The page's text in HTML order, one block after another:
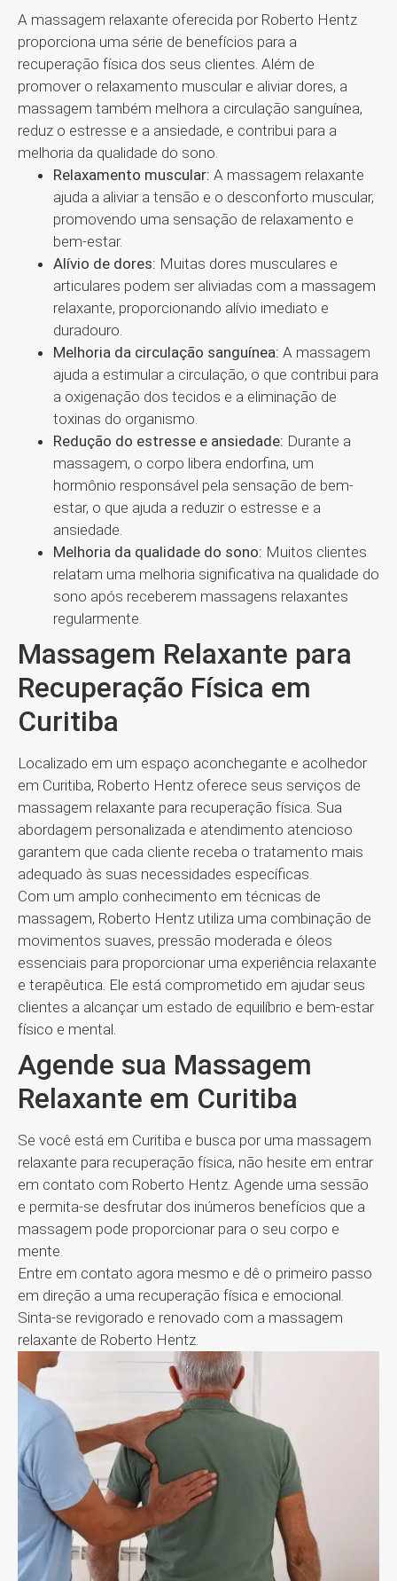
A massagem relaxante oferecida por Roberto Hentz
proporciona uma série de benefícios para a
recuperação física dos seus clientes. Além de
promover o relaxamento muscular e aliviar dores, a
massagem também melhora a circulação sanguínea,
reduz o estresse e a ansiedade, e contribui para a
melhoria da qualidade do sono.
Relaxamento muscular: A massagem relaxante
ajuda a aliviar a tensão e o desconforto muscular,
promovendo uma sensação de relaxamento e
bem-estar.
Alívio de dores: Muitas dores musculares e
articulares podem ser aliviadas com a massagem
relaxante, proporcionando alívio imediato e
duradouro.
Melhoria da circulação sanguínea: A massagem
ajuda a estimular a circulação, o que contribui para
a oxigenação dos tecidos e a eliminação de
toxinas do organismo.
Redução do estresse e ansiedade: Durante a
massagem, o corpo libera endorfina, um
hormônio responsável pela sensação de bem-
estar, o que ajuda a reduzir o estresse e a
ansiedade.
Melhoria da qualidade do sono: Muitos clientes
relatam uma melhoria significativa na qualidade do
sono após receberem massagens relaxantes
regularmente.
Massagem Relaxante para
Recuperação Física em
Curitiba
Localizado em um espaço aconchegante e acolhedor
em Curitiba, Roberto Hentz oferece seus serviços de
massagem relaxante para recuperação física. Sua
abordagem personalizada e atendimento atencioso
garantem que cada cliente receba o tratamento mais
adequado às suas necessidades específicas.
Com um amplo conhecimento em técnicas de
massagem, Roberto Hentz utiliza uma combinação de
movimentos suaves, pressão moderada e óleos
essenciais para proporcionar uma experiência relaxante
e terapêutica. Ele está comprometido em ajudar seus
clientes a alcançar um estado de equilíbrio e bem-estar
físico e mental.
Agende sua Massagem
Relaxante em Curitiba
Se você está em Curitiba e busca por uma massagem
relaxante para recuperação física, não hesite em entrar
em contato com Roberto Hentz. Agende uma sessão
e permita-se desfrutar dos inúmeros benefícios que a
massagem pode proporcionar para o seu corpo e
mente.
Entre em contato agora mesmo e dê o primeiro passo
em direção a uma recuperação física e emocional.
Sinta-se revigorado e renovado com a massagem
relaxante de Roberto Hentz.